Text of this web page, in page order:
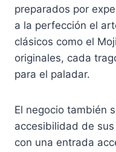
preparados por
a la perfección el
clásicos como el
originales, cada
para el paladar.
El negocio también
accesibilidad de
con una entrada